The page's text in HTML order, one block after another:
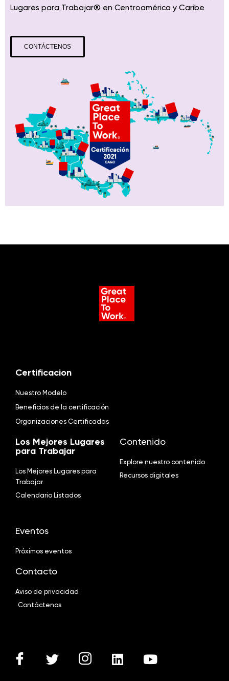
Lugares para Trabajar® en Centroamérica y Caribe
CONTÁCTENOS
Certificacion
Nuestro Modelo
Beneficios de la certificación
Organizaciones Certificadas
Los Mejores Lugares
para Trabajar
Los Mejores Lugares para
Trabajar
Calendario Listados
Contenido
Explore nuestro contenido
Recursos digitales
Eventos
Próximos eventos
Contacto
Aviso de privacidad
Contáctenos